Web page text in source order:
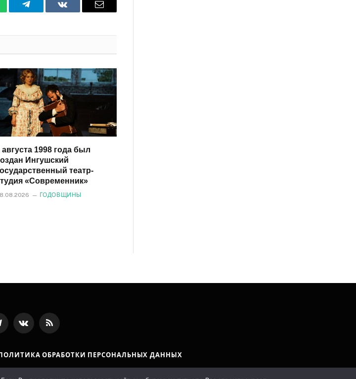
ТелеграммВКонтактеЭлектронная
августа 1998 года был
Ингушский
театр-
«Современник»
ГОДОВЩИНЫ
ВКонтактеRSS-
ПОЛИТИКА ОБРАБОТКИ ПЕРСОНАЛЬНЫХ ДАННЫХ